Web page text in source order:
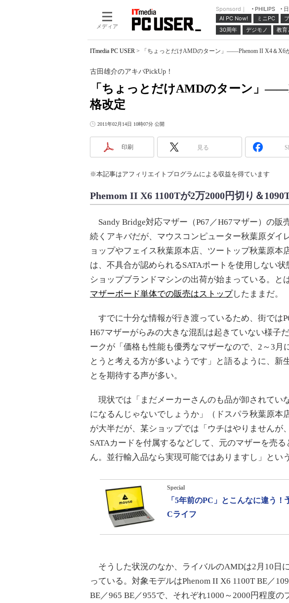
メディア
Sponsord｜ PHILIPS
AI PC Now!
ミニPC
30周年
デジモノ 教育
ITmedia PC USER > 「ちょっとだけAMDのターン」――Phenom II X4＆X6
「ちょっとだけAMDのターン」
格改定
古田雄介のアキバPickUp！
2011年02月14日 10時07分 公開
印刷 見る
※本記事はアフィリエイトプログラムによる収益を得ています
Phemom II X6 1100Tが2万2000円切り＆
Sandy Bridge対応マザー（P67／H67マザー）の販
続くアキバだが、マウスコンピューター秋葉原ダイ
ョップやフェイス秋葉原本店、ツートップ秋葉原本
は、不具合が認められるSATAポートを使用しない状
ショップブランドマシンの出荷が始まっている。と
マザーボード単体での販売はストップしたままだ。
すでに十分な情報が行き渡っているため、街では
H67マザーがらみの大きな混乱は起きていない様子
ークが「価格も性能も優秀なマザーなので、2～3月
とうと考える方が多いようです」と語るように、新
とを期待する声が多い。
現状では「まだメーカーさんのも品が卸されてい
になるんじゃないでしょうか」（ドスパラ秋葉原本
が大半だが、某ショップでは「ウチはやりませんが
SATAカードを付属するなどして、元のマザーを売
ん。並行輸入品なら実現可能ではありますし」とい
Special
「5年前のPC」とこんなに違う
Cライフ
そうした状況のなか、ライバルのAMDは2月10日
っている。対象モデルはPhenom II X6 1100T BE／
BE／965 BE／955で、それぞれ1000～2000円程度の